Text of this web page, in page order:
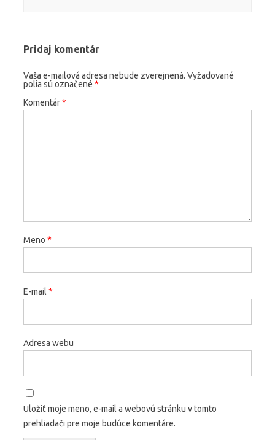
Pridaj komentár
Vaša e-mailová adresa nebude zverejnená. Vyžadované
polia sú označené *
Komentár*
Meno *
E-mail *
Adresa webu
Uložiť moje meno, e-mail a webovú stránku v tomto
prehliadači pre moje budúce komentáre.